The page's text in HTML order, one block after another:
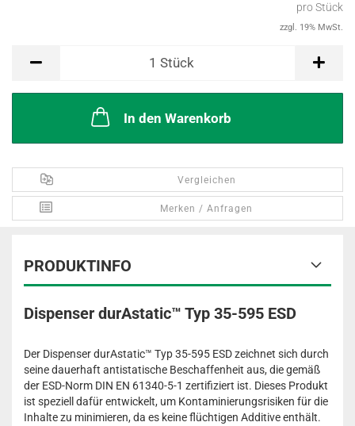
pro Stück
zzgl. 19% MwSt.
1 Stück
In den Warenkorb
Vergleichen
Merken / Anfragen
PRODUKTINFO
Dispenser durAstatic™ Typ 35-595 ESD
Der Dispenser durAstatic™ Typ 35-595 ESD zeichnet sich durch
seine dauerhaft antistatische Beschaffenheit aus, die gemäß
der ESD-Norm DIN EN 61340-5-1 zertifiziert ist. Dieses Produkt
ist speziell dafür entwickelt, um Kontaminierungsrisiken für die
Inhalte zu minimieren, da es keine flüchtigen Additive enthält.